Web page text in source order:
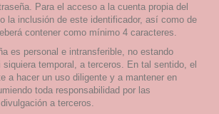
Para el acceso a la cuenta propia del
la inclusión de este identificador, así como de
contener como mínimo 4 caracteres.
es personal e intransferible, no estando
temporal, a terceros. En tal sentido, el
a hacer un uso diligente y a mantener en
toda responsabilidad por las
a terceros.